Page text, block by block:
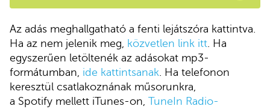
Az adás meghallgatható a fenti lejátszóra kattintva.
Ha az nem jelenik meg, közvetlen link itt. Ha
egyszerűen letöltenék az adásokat mp3-
formátumban, ide kattintsanak. Ha telefonon
keresztül csatlakoznának műsorunkra,
a Spotify mellett iTunes-on, TuneIn Radio-